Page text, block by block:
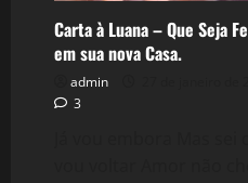
Carta à Luana – Que Seja
em sua nova Casa.
admin
3